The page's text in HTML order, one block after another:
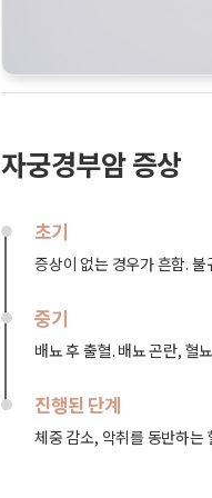
자궁경부암 증상
초기
증상이 없는 경우가 흔함.
중기
배뇨 후 출혈. 배뇨 곤란, 혈뇨
진행된 단계
체중 감소, 악취를 동반하는